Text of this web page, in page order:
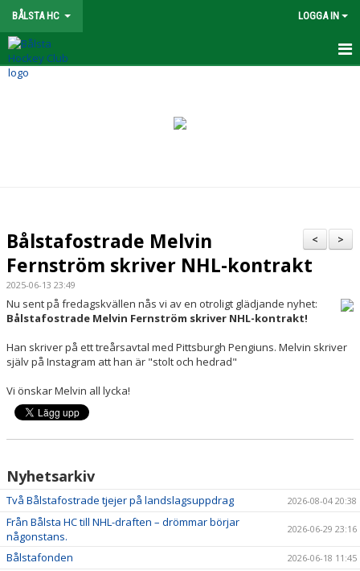
BÅLSTA HC LOGGA IN
FÖRENING
SPONSORER
KALENDER
VÅRA LAG/LEDARE
UTBILDNING
DOKUMENT
FÖRSLAGSLÅDA
STÖTTA BHC
>
<
Bålstafostrade Melvin
Fernström skriver NHL-kontrakt
2025-06-13 23:49
Nu sent på fredagskvällen nås vi av en otroligt glädjande nyhet:
Bålstafostrade Melvin Fernström skriver NHL-kontrakt!
Han skriver på ett treårsavtal med Pittsburgh Pengiuns. Melvin skriver
själv på Instagram att han är "stolt och hedrad"
Vi önskar Melvin all lycka!
Nyhetsarkiv
Två Bålstafostrade tjejer på landslagsuppdrag 2026-08-04 20:38
Från Bålsta HC till NHL-draften – drömmar börjar
någonstans.
2026-06-29 23:16
Bålstafonden 2026-06-18 11:45